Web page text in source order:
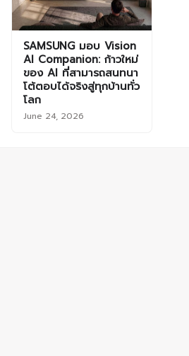
SAMSUNG มอบ Vision
AI Companion: ก้าวใหม่
ของ AI ที่สามารถสนทนา
โต้ตอบได้จริงสู่ทุกบ้านทั่ว
โลก
June 24, 2026